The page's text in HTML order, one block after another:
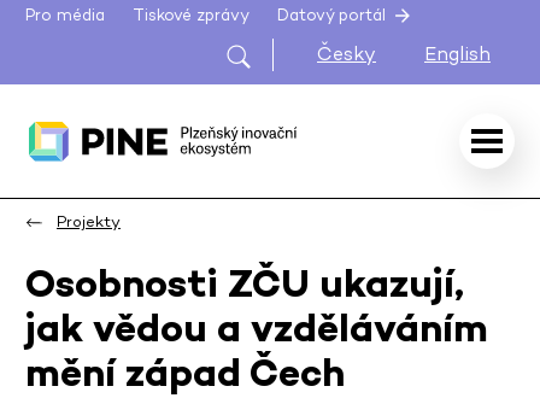
Pro média Tiskové zprávy Datový portál
Česky English
Projekty
Osobnosti ZČU ukazují,
jak vědou a vzděláváním
mění západ Čech